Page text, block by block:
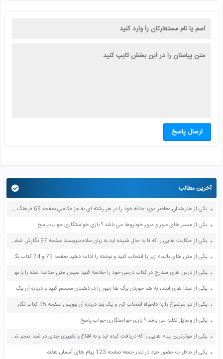
ارسال پاسخ
آخرین مطالب
یکی از هنرمندان معاصر مورد علاقه خود را در هر رشته ای به جز عکاسی صفحه 69 فرهنگ و هنر نهم
یکی از مسیر های عبور و مرور خودروها می باشد ؟ بازی خواستگاری جواب پاسخ
یکی از حکایت هایی را که تا به حال شنیده اید به زبان ساده بنویسید صفحه 97 نگارش ششم دبستان
یکی از متن های ناتمام زیر را انتخاب کنید و نوشته را ادامه دهید صفحه 73 و 74 کتاب نگارش فارسی پنجم دبستان
یکی از درس های مندرج در کتاب درسی خود را خلاصه کنید سپس متن خلاصه شده را با بهره گیری از روش های دسته بندی نمودار جدول نقشه مفهومی نشان دهید صفحه 118 نگارش یازدهم
یکی از صدا های آبشار به هم خوردن برگ ها زنبور را در ذهنتان مجسم کنید و درباره آن یک بند بنویسید صفحه 11 نگارش پنجم
یکی از دو موضوع را به دلخواه انتخاب کن و یک بند درباره آن بنویس صفحه 35 کتاب نگارش فارسی سوم
یکی از وسایل نقلیه می باشد ؟ بازی خواستگاری جواب پاسخ
یکی از موثرترین پیام هایی را که دریافت کرده اید و به اقناع و تغییری جدی در شما منجر شده است برسی کنید و علت این تاثیر گذاری قابل توجه را بنویسید صفحه 52 تفکر و سواد رسانه ای دهم
یکی از خاطرات حضور خود در نماز جمعه صفحه 123 پیام های آسمان هفتم